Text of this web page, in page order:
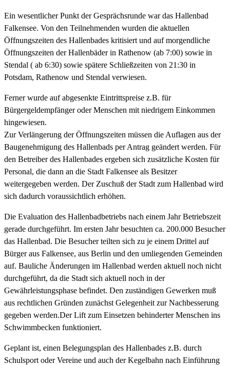
Ein wesentlicher Punkt der Gesprächsrunde war das Hallenbad
Falkensee. Von den Teilnehmenden wurden die aktuellen
Öffnungszeiten des Hallenbades kritisiert und auf morgendliche
Öffnungszeiten der Hallenbäder in Rathenow (ab 7:00) sowie in
Stendal ( ab 6:30) sowie spätere Schließzeiten von 21:30 in
Potsdam, Rathenow und Stendal verwiesen.
Ferner wurde auf abgesenkte Eintrittspreise z.B. für
Bürgergeldempfänger oder Menschen mit niedrigem Einkommen
hingewiesen.
Zur Verlängerung der Öffnungszeiten müssen die Auflagen aus der
Baugenehmigung des Hallenbads per Antrag geändert werden. Für
den Betreiber des Hallenbades ergeben sich zusätzliche Kosten für
Personal, die dann an die Stadt Falkensee als Besitzer
weitergegeben werden. Der Zuschuß der Stadt zum Hallenbad wird
sich dadurch voraussichtlich erhöhen.
Die Evaluation des Hallenbadbetriebs nach einem Jahr Betriebszeit
gerade durchgeführt. Im ersten Jahr besuchten ca. 200.000 Besucher
das Hallenbad. Die Besucher teilten sich zu je einem Drittel auf
Bürger aus Falkensee, aus Berlin und den umliegenden Gemeinden
auf. Bauliche Änderungen im Hallenbad werden aktuell noch nicht
durchgeführt, da die Stadt sich aktuell noch in der
Gewährleistungsphase befindet. Den zuständigen Gewerken muß
aus rechtlichen Gründen zunächst Gelegenheit zur Nachbesserung
gegeben werden.Der Lift zum Einsetzen behinderter Menschen ins
Schwimmbecken funktioniert.
Geplant ist, einen Belegungsplan des Hallenbades z.B. durch
Schulsport oder Vereine und auch der Kegelbahn nach Einführung